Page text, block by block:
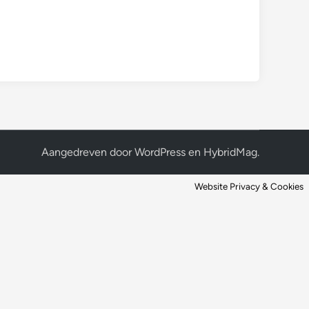
Aangedreven doorWordPress en HybridMag.
Website Privacy & Cookies